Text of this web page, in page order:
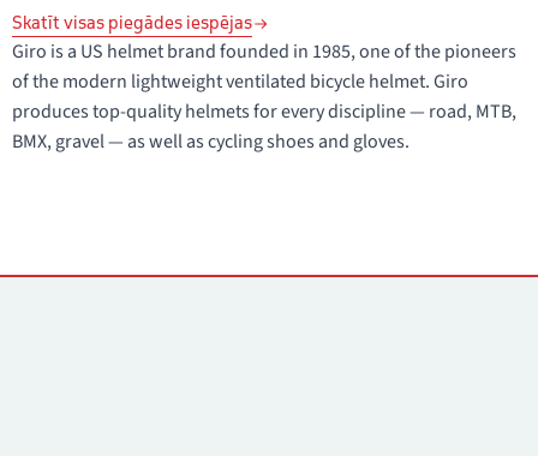
Skatīt visas piegādes iespējas
Giro is a US helmet brand founded in 1985, one of the pioneers
of the modern lightweight ventilated bicycle helmet. Giro
produces top-quality helmets for every discipline — road, MTB,
BMX, gravel — as well as cycling shoes and gloves.